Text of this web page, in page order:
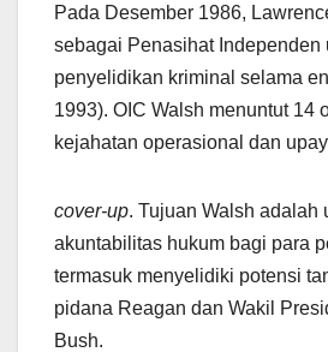
Pada Desember 1986,
sebagai Penasihat Independen
penyelidikan kriminal selama
1993). OIC Walsh menuntut 14
kejahatan operasional dan
cover-up. Tujuan Walsh adalah
akuntabilitas hukum bagi para
termasuk menyelidiki potensi
pidana Reagan dan Wakil
Bush.